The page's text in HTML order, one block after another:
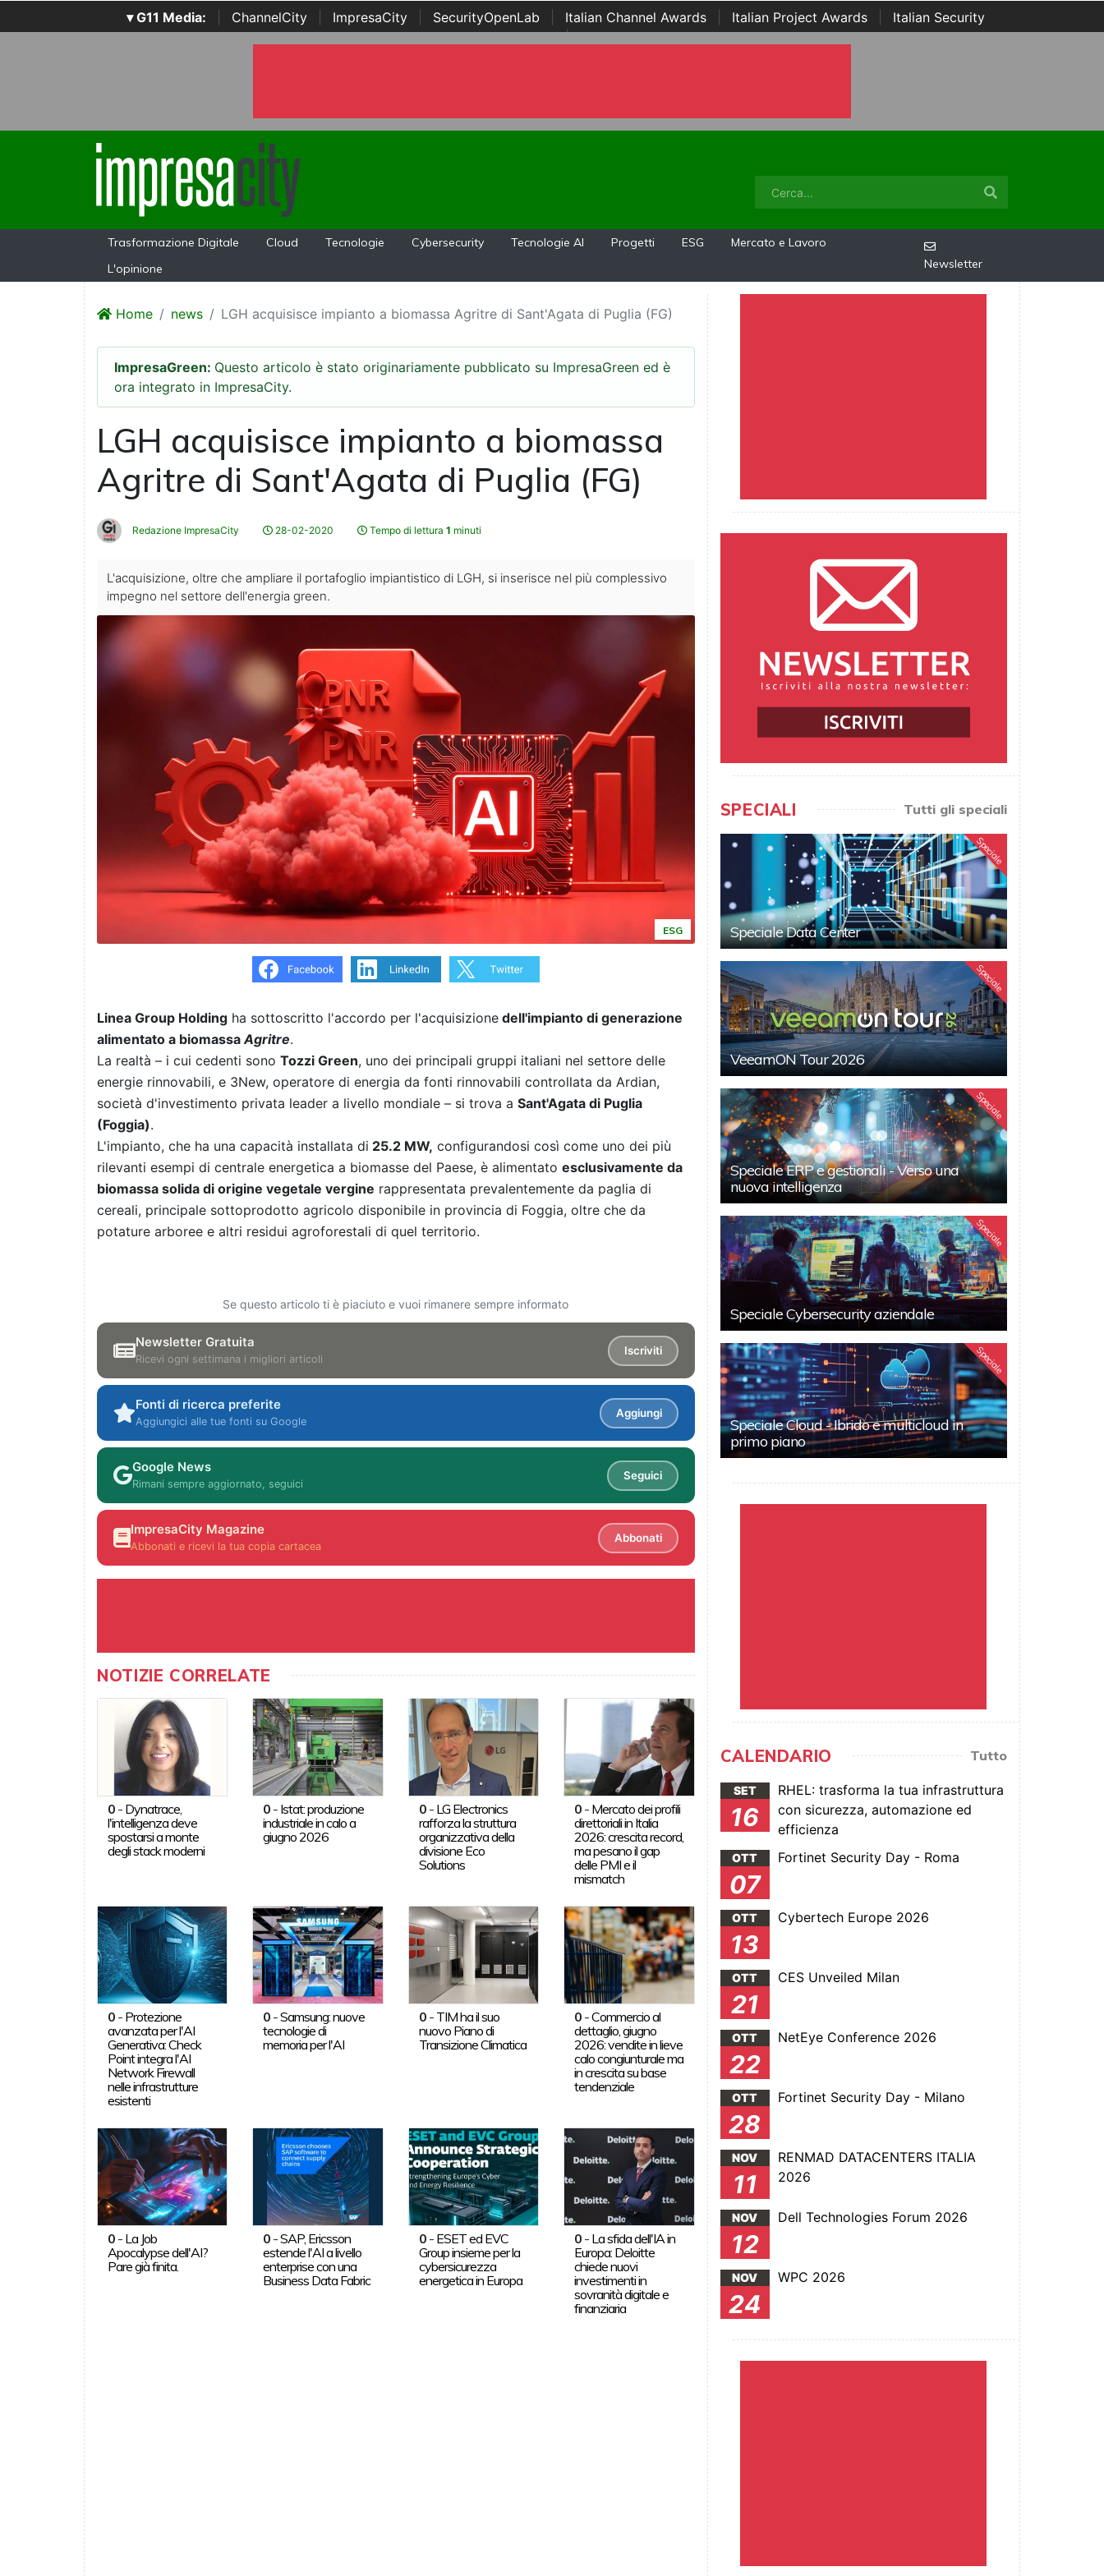
▾ G11 Media: ChannelCity ImpresaCity SecurityOpenLab Italian Channel Awards Italian Project Awards
Italian Security
Awards | ...
Trasformazione Digitale Cloud Tecnologie Cybersecurity Tecnologie AI Progetti ESG
Mercato e Lavoro
L'opinione
Newsletter
Home news LGH acquisisce impianto a biomassa Agritre di Sant'Agata di Puglia (FG)
ImpresaGreen: Questo articolo è stato originariamente pubblicato su ImpresaGreen ed è
ora integrato in ImpresaCity.
LGH acquisisce impianto a biomassa
Agritre di Sant'Agata di Puglia (FG)
Redazione ImpresaCity 28-02-2020 Tempo di lettura 1 minuti
L'acquisizione, oltre che ampliare il portafoglio impiantistico di LGH, si inserisce nel più complessivo
impegno nel settore dell'energia green.
ESG
Linea Group Holding ha sottoscritto l'accordo per l'acquisizione dell'impianto di generazione
alimentato a biomassaAgritre.
La realtà – i cui cedenti sono Tozzi Green, uno dei principali gruppi italiani nel settore delle
energie rinnovabili, e 3New, operatore di energia da fonti rinnovabili controllata da Ardian,
società d'investimento privata leader a livello mondiale – si trova a Sant'Agata di Puglia
(Foggia).
L'impianto, che ha una capacità installata di 25.2 MW, configurandosi così come uno dei più
rilevanti esempi di centrale energetica a biomasse del Paese, è alimentato esclusivamente da
biomassa solida di origine vegetale vergine rappresentata prevalentemente da paglia di
cereali, principale sottoprodotto agricolo disponibile in provincia di Foggia, oltre che da
potature arboree e altri residui agroforestali di quel territorio.
Se questo articolo ti è piaciuto e vuoi rimanere sempre informato
Newsletter Gratuita
Ricevi ogni settimana i migliori articoli
Iscriviti
Fonti di ricerca preferite
Aggiungici alle tue fonti su Google
Aggiungi
Google News
Rimani sempre aggiornato, seguici
Seguici
ImpresaCity Magazine
Abbonati e ricevi la tua copia cartacea
Abbonati
NOTIZIE CORRELATE
0- Dynatrace,
l'intelligenza deve
spostarsi a monte
degli stack moderni
0 - Istat: produzione
industriale in calo a
giugno 2026
0- LG Electronics
rafforza la struttura
organizzativa della
divisione Eco
Solutions
0 - Mercato dei profili
direttoriali in Italia
2026: crescita record,
ma pesano il gap
delle PMI e il
mismatch
0- Protezione
avanzata per l'AI
Generativa: Check
Point integra l'AI
Network Firewall
nelle infrastrutture
esistenti
0 -Samsung: nuove
tecnologie di
memoria per l'AI
0- TIM ha il suo
nuovo Piano di
Transizione Climatica
0 -Commercio al
dettaglio, giugno
2026: vendite in lieve
calo congiunturale ma
in crescita su base
tendenziale
0- La Job
Apocalypse dell'AI?
Pare già finita.
0 -SAP, Ericsson
estende l'AI a livello
enterprise con una
Business Data Fabric
0- ESET ed EVC
Group insieme per la
cybersicurezza
energetica in Europa
0 - La sfida dell'IA in
Europa: Deloitte
chiede nuovi
investimenti in
sovranità digitale e
finanziaria
SPECIALI Tutti gli speciali
Speciale
Speciale Data Center
Speciale
VeeamON Tour 2026
Speciale
Speciale ERP e gestionali - Verso una
nuova intelligenza
Speciale
Speciale Cybersecurity aziendale
Speciale
Speciale Cloud - Ibrido e multicloud in
primo piano
CALENDARIO Tutto
SET
16
RHEL: trasforma la tua infrastruttura
con sicurezza, automazione ed
efficienza
OTT
07
Fortinet Security Day - Roma
OTT
13
Cybertech Europe 2026
OTT
21
CES Unveiled Milan
OTT
22
NetEye Conference 2026
OTT
28
Fortinet Security Day - Milano
NOV
11
RENMAD DATACENTERS ITALIA
2026
NOV
12
Dell Technologies Forum 2026
NOV
24
WPC 2026